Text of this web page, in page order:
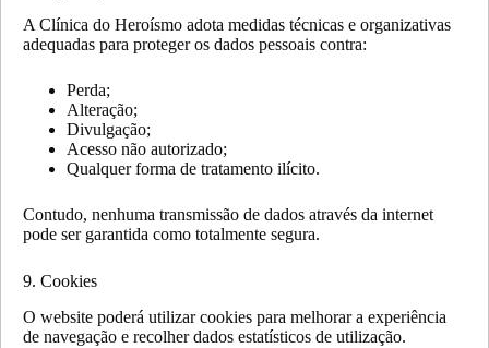
A Clínica do Heroísmo adota medidas técnicas e organizativas
adequadas para proteger os dados pessoais contra:
Perda;
Alteração;
Divulgação;
Acesso não autorizado;
Qualquer forma de tratamento ilícito.
Contudo, nenhuma transmissão de dados através da internet
pode ser garantida como totalmente segura.
9. Cookies
O website poderá utilizar cookies para melhorar a experiência
de navegação e recolher dados estatísticos de utilização.